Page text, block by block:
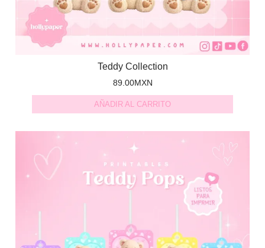
Teddy Collection
89.00MXN
AÑADIR AL CARRITO